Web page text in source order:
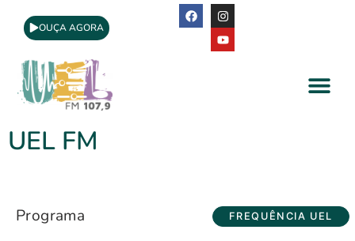
OUÇA AGORA
UEL FM
Programa FREQUÊNCIA UEL